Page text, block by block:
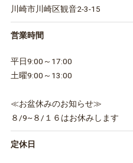
川崎市川崎区観音2-3-15
営業時間
平日9:00～17:00
土曜9:00～13:00
≪お盆休みのお知らせ≫
８/9~８/１６はお休みします
定休日